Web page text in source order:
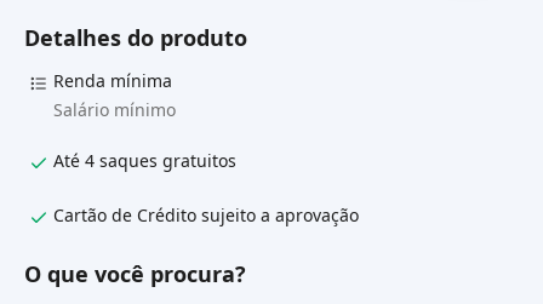
Detalhes do produto
Renda mínima
Salário mínimo
Até 4 saques gratuitos
Cartão de Crédito sujeito a aprovação
O que você procura?